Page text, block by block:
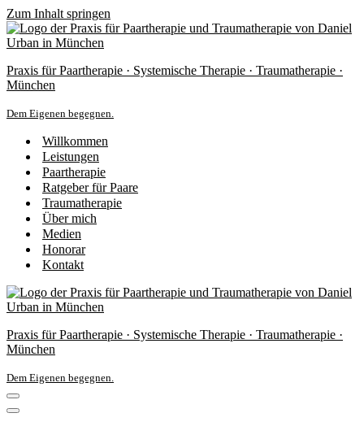
Zum Inhalt springen
Praxis für Paartherapie · Systemische Therapie · Traumatherapie ·
München
Dem Eigenen begegnen.
Willkommen
Leistungen
Paartherapie
Ratgeber für Paare
Traumatherapie
Über mich
Medien
Honorar
Kontakt
Praxis für Paartherapie · Systemische Therapie · Traumatherapie ·
München
Dem Eigenen begegnen.
Navigations-
Menü
Navigations-